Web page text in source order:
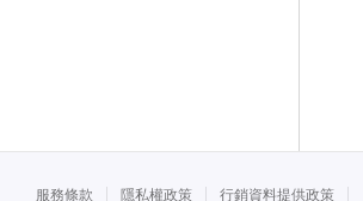
服務條款 隱私權政策 行銷資料提供政策